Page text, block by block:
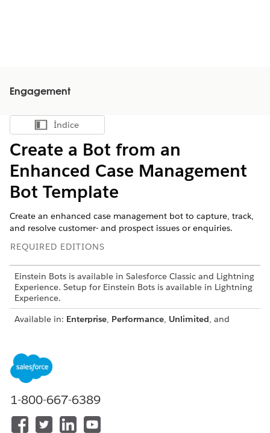
Engagement
Mostrar índice
Índice
Create a Bot from an
Enhanced Case Management
Bot Template
Create an enhanced case management bot to capture, track,
and resolve customer- and prospect issues or enquiries.
REQUIRED EDITIONS
Einstein Bots is available in Salesforce Classic and Lightning
Experience. Setup for Einstein Bots is available in Lightning
Experience.
Available in: Enterprise, Performance, Unlimited, and
To use enhanced Messaging channels with Enhanced Bots,
view required editions
To build and manage
1-800-667-6389